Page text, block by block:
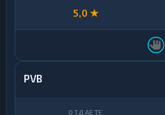
5,0 ★
PVB